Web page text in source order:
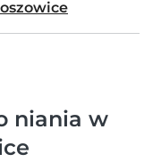
niania w